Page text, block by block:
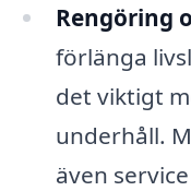
Rengöring
förlänga
det viktigt
underhåll.
även